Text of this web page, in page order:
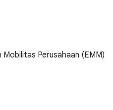
Perusahaan (EMM)